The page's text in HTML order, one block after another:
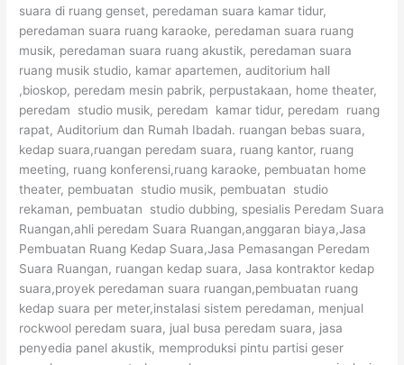
suara di ruang genset, peredaman suara kamar tidur,
peredaman suara ruang karaoke, peredaman suara ruang
musik, peredaman suara ruang akustik, peredaman suara
ruang musik studio, kamar apartemen, auditorium hall
,bioskop, peredam mesin pabrik, perpustakaan, home theater,
peredam studio musik, peredam kamar tidur, peredam ruang
rapat, Auditorium dan Rumah Ibadah. ruangan bebas suara,
kedap suara,ruangan peredam suara, ruang kantor, ruang
meeting, ruang konferensi,ruang karaoke, pembuatan home
theater, pembuatan studio musik, pembuatan studio
rekaman, pembuatan studio dubbing, spesialis Peredam Suara
Ruangan,ahli peredam Suara Ruangan,anggaran biaya,Jasa
Pembuatan Ruang Kedap Suara,Jasa Pemasangan Peredam
Suara Ruangan, ruangan kedap suara, Jasa kontraktor kedap
suara,proyek peredaman suara ruangan,pembuatan ruang
kedap suara per meter,instalasi sistem peredaman, menjual
rockwool peredam suara, jual busa peredam suara, jasa
penyedia panel akustik, memproduksi pintu partisi geser